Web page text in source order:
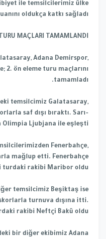
ile temsilcilerimiz ülke
oldukça katkı sağladı.
MAÇLARI TAMAMLANDI
Adana Demirspor,
2. ön eleme turu maçlarını
tamamladı.
temsilcimiz Galatasaray,
saf dışı bıraktı. Sarı-
Olimpia Ljubjana ile eşleşti.
Fenerbahçe,
mağlup etti. Fenerbahçe
turdaki rakibi Maribor oldu.
temsilcimiz Beşiktaş ise
turnuva dışına itti.
rakibi Neftçi Bakü oldu.
bir diğer ekibimiz Adana